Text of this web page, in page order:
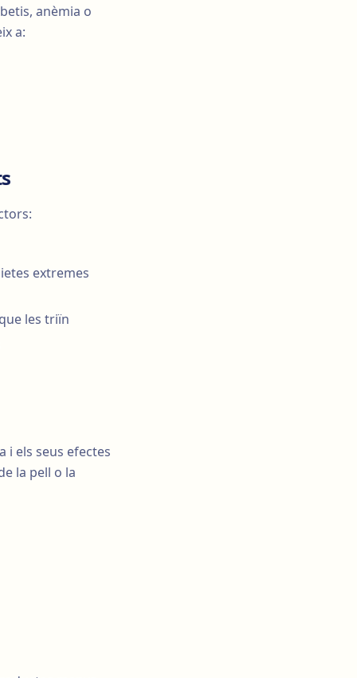
anèmia o
a:
extremes
les triïn
i els seus efectes
la pell o la